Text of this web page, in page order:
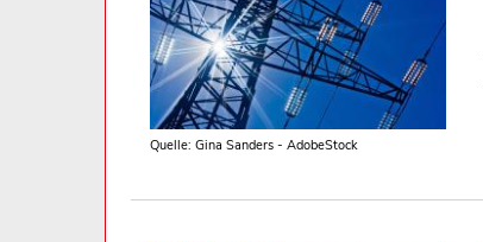
Quelle: Gina Sanders - AdobeStock